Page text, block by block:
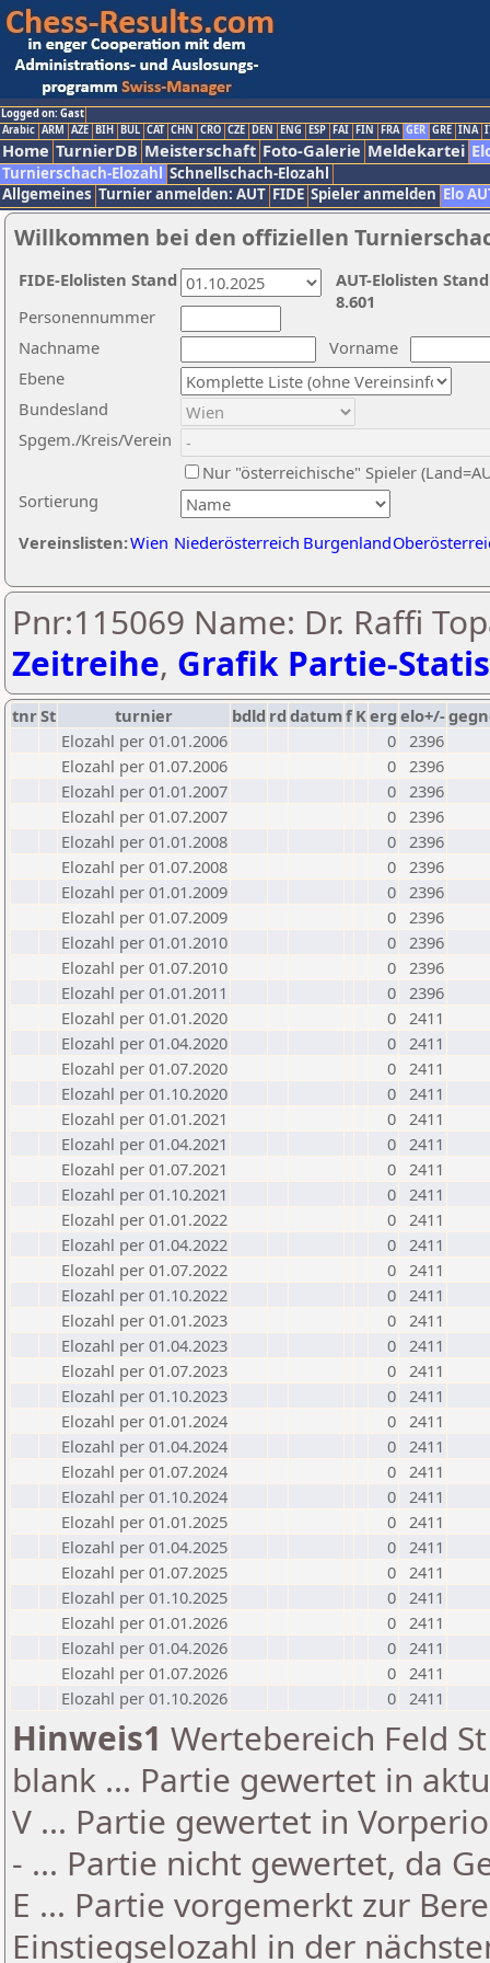
Logged on: Gast
Arabic ARM AZE BIH BUL CAT CHN CRO CZE DEN ENG ESP FAI FIN FRA GER GRE INA
Home TurnierDB Meisterschaft Foto-Galerie Meldekartei
Turnierschach-Elozahl Schnellschach-Elozahl
Allgemeines Turnier anmelden: AUT FIDE Spieler anmelden Elo
Willkommen bei den offiziellen
Nachname
Vorname
Ebene
Sortierung
Personennummer
Bundesland
Spgem./Kreis/Verein
Nur "österreichische" Spieler
Vereinslisten:Wien Niederösterreich Burgenland
AUT-Elolisten
8.601
FIDE-Elolisten Stand
Pnr:115069 Name: Dr. Raffi
Zeitreihe, Grafik Partie-
tnrSt turnier bdld rd datumf Kerg elo+/-
Elozahl per 01.01.2006
0 2396
Elozahl per 01.07.2006
0 2396
Elozahl per 01.01.2007
0 2396
Elozahl per 01.07.2007
0 2396
Elozahl per 01.01.2008
0 2396
Elozahl per 01.07.2008
0 2396
Elozahl per 01.01.2009
0 2396
Elozahl per 01.07.2009
0 2396
Elozahl per 01.01.2010
0 2396
Elozahl per 01.07.2010
0 2396
Elozahl per 01.01.2011
0 2396
Elozahl per 01.01.2020
0 2411
Elozahl per 01.04.2020
0 2411
Elozahl per 01.07.2020
0 2411
Elozahl per 01.10.2020
0 2411
Elozahl per 01.01.2021
0 2411
Elozahl per 01.04.2021
0 2411
Elozahl per 01.07.2021
0 2411
Elozahl per 01.10.2021
0 2411
Elozahl per 01.01.2022
0 2411
Elozahl per 01.04.2022
0 2411
Elozahl per 01.07.2022
0 2411
Elozahl per 01.10.2022
0 2411
Elozahl per 01.01.2023
0 2411
Elozahl per 01.04.2023
0 2411
Elozahl per 01.07.2023
0 2411
Elozahl per 01.10.2023
0 2411
Elozahl per 01.01.2024
0 2411
Elozahl per 01.04.2024
0 2411
Elozahl per 01.07.2024
0 2411
Elozahl per 01.10.2024
0 2411
Elozahl per 01.01.2025
0 2411
Elozahl per 01.04.2025
0 2411
Elozahl per 01.07.2025
0 2411
Elozahl per 01.10.2025
0 2411
Elozahl per 01.01.2026
0 2411
Elozahl per 01.04.2026
0 2411
Elozahl per 01.07.2026
0 2411
Elozahl per 01.10.2026
0 2411
Hinweis1 Wertebereich Feld
blank ... Partie gewertet in
V ... Partie gewertet in
- ... Partie nicht gewertet, da
E ... Partie vorgemerkt zur
Einstiegselozahl in der